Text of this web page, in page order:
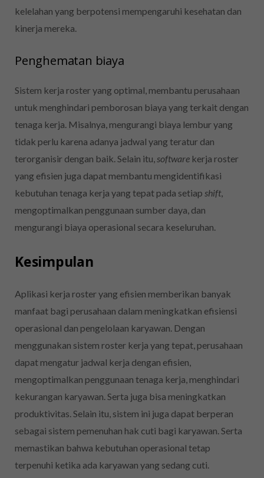
kelelahan yang berpotensi mempengaruhi kesehatan dan
kinerja mereka.
Penghematan biaya
Sistem kerja roster yang optimal, membantu perusahaan
untuk menghindari pemborosan biaya yang terkait dengan
tenaga kerja. Misalnya, mengurangi biaya lembur yang
tidak perlu karena adanya jadwal yang teratur dan
terorganisir dengan baik. Selain itu, software kerja roster
yang efisien juga dapat membantu mengidentifikasi
kebutuhan tenaga kerja yang tepat pada setiap shift,
mengoptimalkan penggunaan sumber daya, dan
mengurangi biaya operasional secara keseluruhan.
Kesimpulan
Aplikasi kerja roster yang efisien memberikan banyak
manfaat bagi perusahaan dalam meningkatkan efisiensi
operasional dan pengelolaan karyawan. Dengan
menggunakan sistem roster kerja yang tepat, perusahaan
dapat mengatur jadwal kerja dengan efisien,
mengoptimalkan penggunaan tenaga kerja, menghindari
kekurangan karyawan. Serta juga bisa meningkatkan
produktivitas. Selain itu, sistem ini juga dapat berperan
sebagai sistem pemenuhan hak cuti bagi karyawan. Serta
memastikan bahwa kebutuhan operasional tetap
terpenuhi ketika ada karyawan yang sedang cuti.